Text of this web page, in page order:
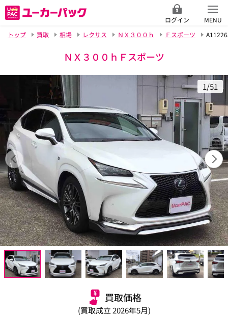
ログイン
MENU
トップ
買取 相場 レクサス ＮＸ３００ｈ Ｆスポーツ
ＮＸ３００ｈＦスポーツ
1/51
買取価格
(買取成立 2026年5月)